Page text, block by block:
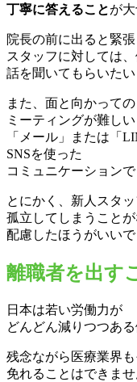
丁寧に答えることが大
院長の前に出ると緊
スタッフに対しては
話を聞いてもらいたい
また、面と向かっての
ミーティングが難し
「メール」または「
SNSを使った
コミュニケーションで
とにかく、新人スタ
孤立してしまうこと
配慮したほうがいいで
離職者を出す
日本は若い労働力が
どんどん減りつつあ
残念ながら医療業界
免れることはできませ